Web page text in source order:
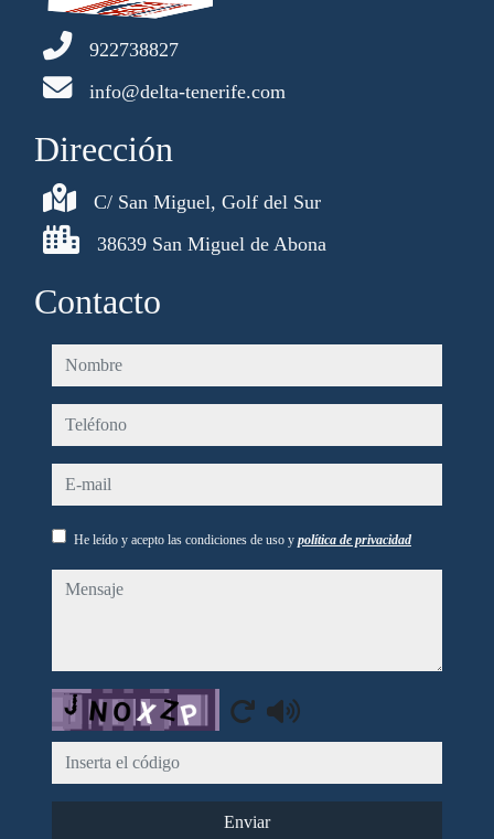
922738827
info@delta-tenerife.com
Dirección
C/ San Miguel, Golf del Sur
38639 San Miguel de Abona
Contacto
nombre
teléfono
e-mail
He leído y acepto las condiciones de uso y política de privacidad
mensaje
Captcha
Enviar